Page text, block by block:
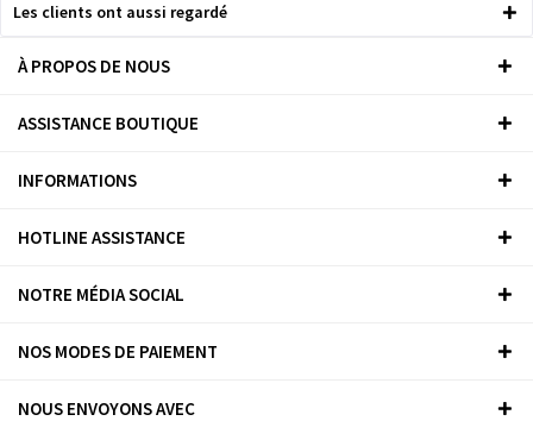
Les clients ont aussi regardé
À PROPOS DE NOUS
ASSISTANCE BOUTIQUE
INFORMATIONS
HOTLINE ASSISTANCE
NOTRE MÉDIA SOCIAL
NOS MODES DE PAIEMENT
NOUS ENVOYONS AVEC